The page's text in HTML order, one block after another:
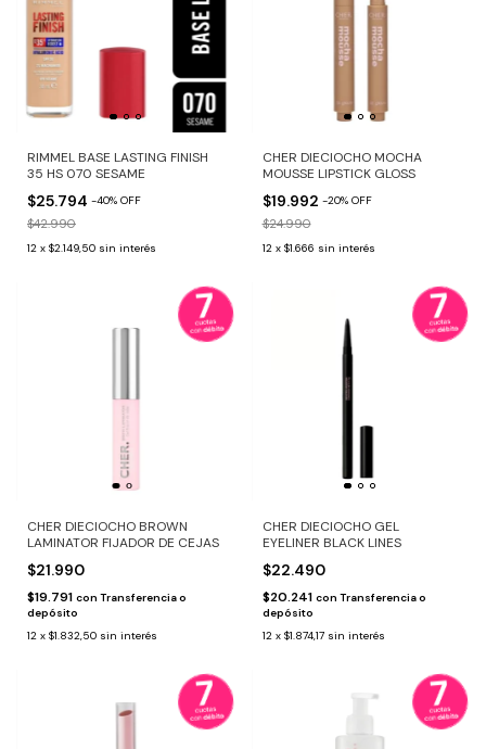
RIMMEL BASE LASTING FINISH
35 HS 070 SESAME
$25.794 -40% OFF
$42.990
12 x $2.149,50 sin interés
CHER DIECIOCHO MOCHA
MOUSSE LIPSTICK GLOSS
$19.992 -20% OFF
$24.990
12 x $1.666 sin interés
CHER DIECIOCHO BROWN
LAMINATOR FIJADOR DE CEJAS
$21.990
$19.791 con Transferencia o
depósito
12 x $1.832,50 sin interés
CHER DIECIOCHO GEL
EYELINER BLACK LINES
$22.490
$20.241 con Transferencia o
depósito
12 x $1.874,17 sin interés